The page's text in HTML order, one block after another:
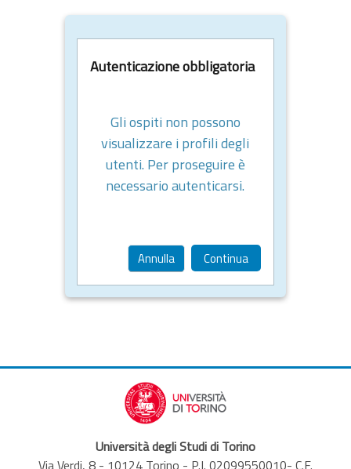
Autenticazione obbligatoria
Gli ospiti non possono
visualizzare i profili degli
utenti. Per proseguire è
necessario autenticarsi.
Annulla Continua
Università degli Studi di Torino
Via Verdi, 8 - 10124 Torino - P.I. 02099550010- C.F.